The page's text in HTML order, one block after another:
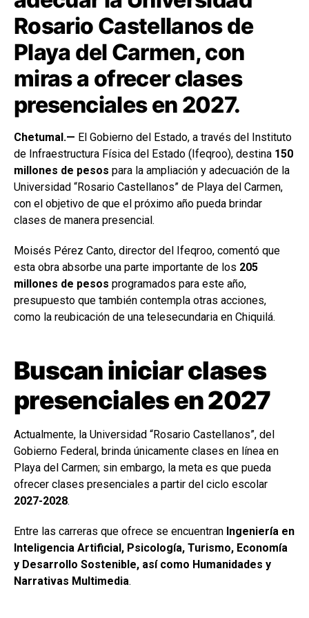
Rosario Castellanos de
Playa del Carmen, con
miras a ofrecer clases
presenciales en 2027.
Chetumal.— El Gobierno del Estado, a través del Instituto
de Infraestructura Física del Estado (Ifeqroo), destina 150
millones de pesos para la ampliación y adecuación de la
Universidad “Rosario Castellanos” de Playa del Carmen,
con el objetivo de que el próximo año pueda brindar
clases de manera presencial.
Moisés Pérez Canto, director del Ifeqroo, comentó que
esta obra absorbe una parte importante de los 205
millones de pesos programados para este año,
presupuesto que también contempla otras acciones,
como la reubicación de una telesecundaria en Chiquilá.
Buscan iniciar clases
presenciales en 2027
Actualmente, la Universidad “Rosario Castellanos”, del
Gobierno Federal, brinda únicamente clases en línea en
Playa del Carmen; sin embargo, la meta es que pueda
ofrecer clases presenciales a partir del ciclo escolar
2027-2028.
Entre las carreras que ofrece se encuentran Ingeniería en
Inteligencia Artificial, Psicología, Turismo, Economía
y Desarrollo Sostenible, así como Humanidades y
Narrativas Multimedia.